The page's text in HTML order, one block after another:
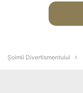
Şoimii Divertismentului